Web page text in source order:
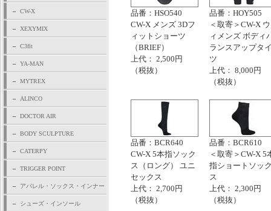
CW-X
XEXYMIX
C3fit
YA-MAN
MYTREX
ALINCO
DOCTOR AIR
BODY SCULPTURE
CATERPY
TRIGGER POINT
アパレル・ソックス・インナー
シューズ・インソール
品番：HSO540
CW-X メンズ 3Dフ
ィットショーツ
（BRIEF）
上代： 2,500円
（税抜）
品番：HOY505
＜取寄＞CW-X ウ
ィメンズ ボディ
ランスアップタ
ツ
上代： 8,000円
（税抜）
品番：BCR640
CW-X 5本指ソック
ス（ロング） ユニ
セックス
上代： 2,700円
（税抜）
品番：BCR610
＜取寄＞CW-X 5
指ショートソッ
ス
上代： 2,300円
（税抜）